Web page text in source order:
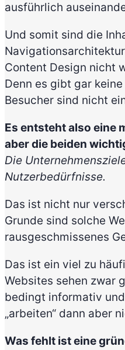
ausführlich
Und somit sind die
Content Design nicht
Denn es gibt gar
Besucher sind nicht
Es entsteht also eine
aber die beiden
Die
Nutzerbedürfnisse.
Das ist nicht nur
Grunde sind solche
rausgeschmissenes
Das ist ein viel zu
Websites sehen zwar
bedingt informativ
„arbeiten“ dann aber
Was fehlt ist eine